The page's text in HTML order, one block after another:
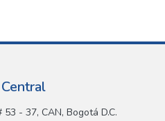
- 37, CAN, Bogotá D.C.